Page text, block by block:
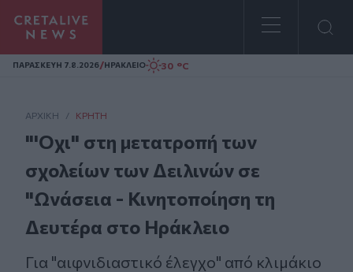
Homepage
ΠΑΡΑΣΚΕΥΗ 7.8.2026/ΗΡΑΚΛΕΙΟ 30 °C
ΑΡΧΙΚΗ / ΚΡΉΤΗ
"'Οχι" στη μετατροπή των
σχολείων των Δειλινών σε
"Ωνάσεια - Κινητοποίηση τη
Δευτέρα στο Ηράκλειο
Για "αιφνιδιαστικό έλεγχο" από κλιμάκιο